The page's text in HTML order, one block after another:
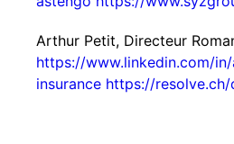
Arthur Petit, Directeur
https://www.linkedin.com/
insurance https://